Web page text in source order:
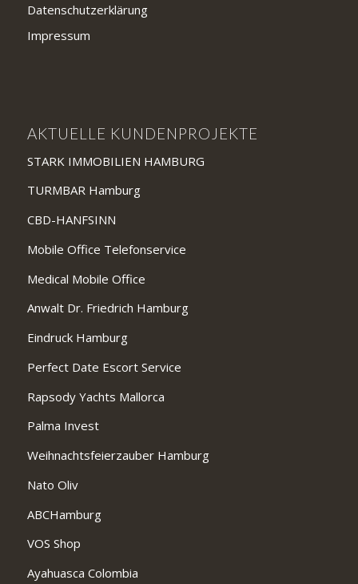
Datenschutzerklärung
Impressum
AKTUELLE KUNDENPROJEKTE
STARK IMMOBILIEN HAMBURG
TURMBAR Hamburg
CBD-HANFSINN
Mobile Office Telefonservice
Medical Mobile Office
Anwalt Dr. Friedrich Hamburg
Eindruck Hamburg
Perfect Date Escort Service
Rapsody Yachts Mallorca
Palma Invest
Weihnachtsfeierzauber Hamburg
Nato Oliv
ABCHamburg
VOS Shop
Ayahuasca Colombia